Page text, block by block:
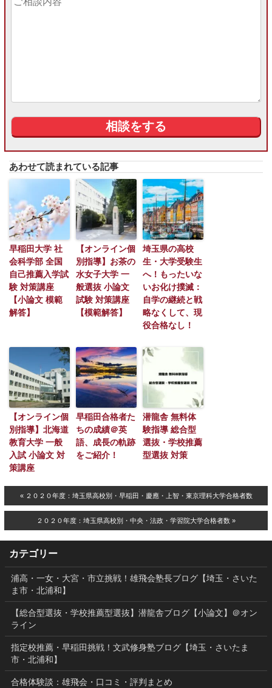
あわせて読まれている記事
早稲田大学 社
会科学部 全国
自己推薦入学試
験 対策講座
【小論文 模範
解答】
【オンライン個
別指導】お茶の
水女子大学 一
般選抜 小論文
試験 対策講座
【模範解答】
埼玉県の高校
生・大学受験生
へ！もったいな
いお化け撲滅：
自学の継続と戦
略なくして、現
役合格なし！
【オンライン個
別指導】北海道
教育大学 一般
入試 小論文 対
策講座
早稲田合格者た
ちの成績＠英
語、成長の軌跡
をご紹介！
潜龍舎 無料体
験指導 総合型
選抜・学校推薦
型選抜 対策
« ２０２０年度：埼玉県高校別・早稲田・慶應・上智・東京理科大学合格者数
２０２０年度：埼玉県高校別・中央・法政・学習院大学合格者数 »
カテゴリー
浦高・一女・大宮・市立挑戦！雄飛会塾長ブログ【埼玉・さいた
ま市・北浦和】
【総合型選抜・学校推薦型選抜】潜龍舎ブログ【小論文】＠オン
ライン
指定校推薦・早稲田挑戦！文武修身塾ブログ【埼玉・さいたま
市・北浦和】
合格体験談：雄飛会・口コミ・評判まとめ